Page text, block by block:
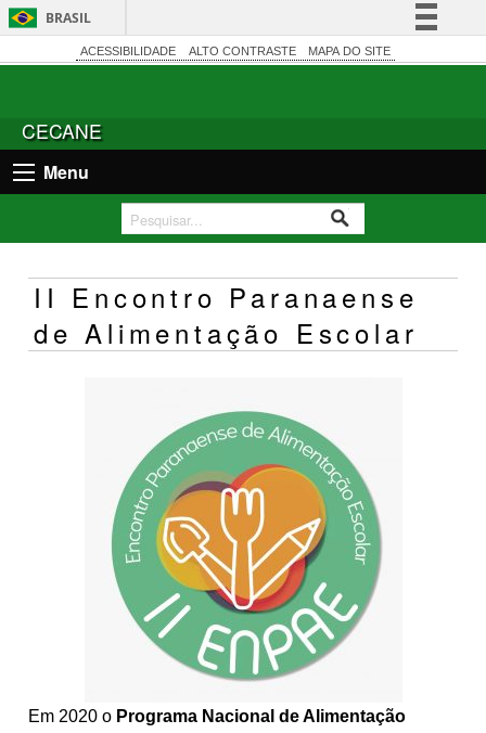
BRASIL
Simplifique!
Acesso à informação
Canais
ACESSIBILIDADE ALTO CONTRASTE MAPA DO SITE
CECANE
Menu
II Encontro Paranaense
de Alimentação Escolar
Em 2020 o Programa Nacional de Alimentação